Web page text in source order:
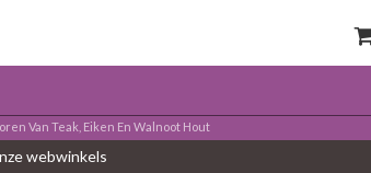
Van Teak, Eiken En Walnoot Hout
webwinkels